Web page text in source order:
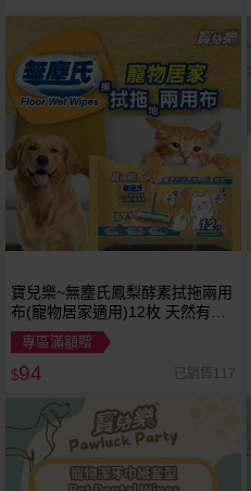
寶兒樂~無塵氏鳳梨酵素拭拖兩用
布(寵物居家適用)12枚 天然有機
認證 台灣製造
專區滿額贈
$94 已銷售117